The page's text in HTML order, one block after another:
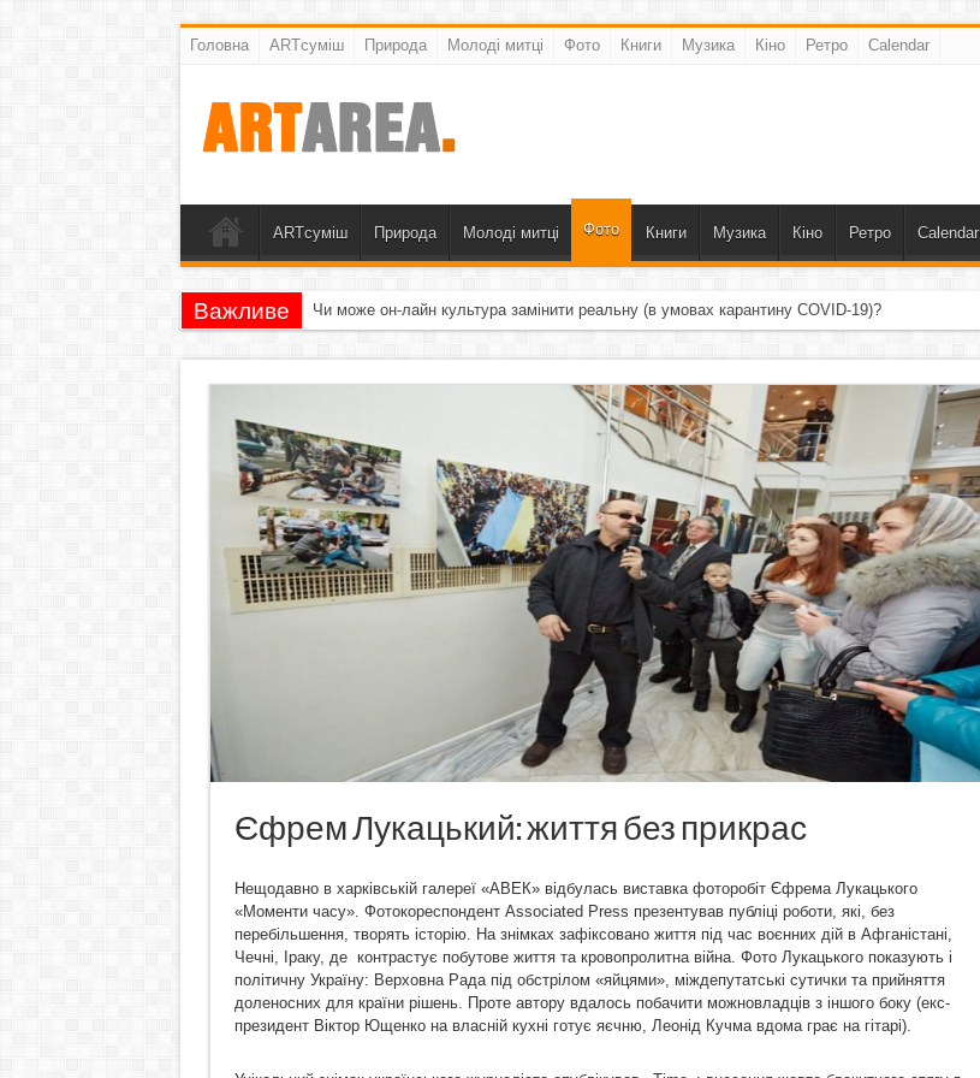
Головна ARTсуміш Природа Молоді митці Фото Книги Музика Кіно Ретро Calendar
ARTсуміш Природа Молоді митці Фото Книги Музика Кіно Ретро Calendar
Важливе Чи може он-лайн культура замінити реальну (в умовах карантину COVID-19)?
Єфрем Лукацький: життя без прикрас
Нещодавно в харківській галереї «АВЕК» відбулась виставка фоторобіт Єфрема Лукацького
«Моменти часу». Фотокореспондент Associated Press презентував публіці роботи, які, без
перебільшення, творять історію. На знімках зафіксовано життя під час воєнних дій в Афганістані,
Чечні, Іраку, де контрастує побутове життя та кровопролитна війна. Фото Лукацького показують і
політичну Україну: Верховна Рада під обстрілом «яйцями», міждепутатські сутички та прийняття
доленосних для країни рішень. Проте автору вдалось побачити можновладців з іншого боку (екс-
президент Віктор Ющенко на власній кухні готує яєчню, Леонід Кучма вдома грає на гітарі).